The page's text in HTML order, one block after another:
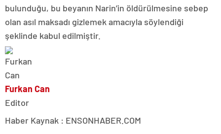
bulunduğu, bu beyanın Narin’in öldürülmesine sebep
olan asıl maksadı gizlemek amacıyla söylendiği
şeklinde kabul edilmiştir.
Furkan Can
Editor
Haber Kaynak : ENSONHABER.COM